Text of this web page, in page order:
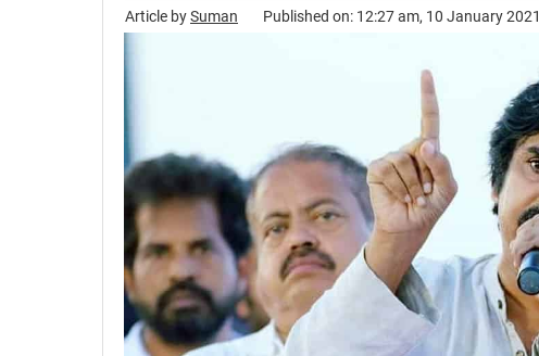
Article bySuman Published on: 12:27 am, 10 January 2021